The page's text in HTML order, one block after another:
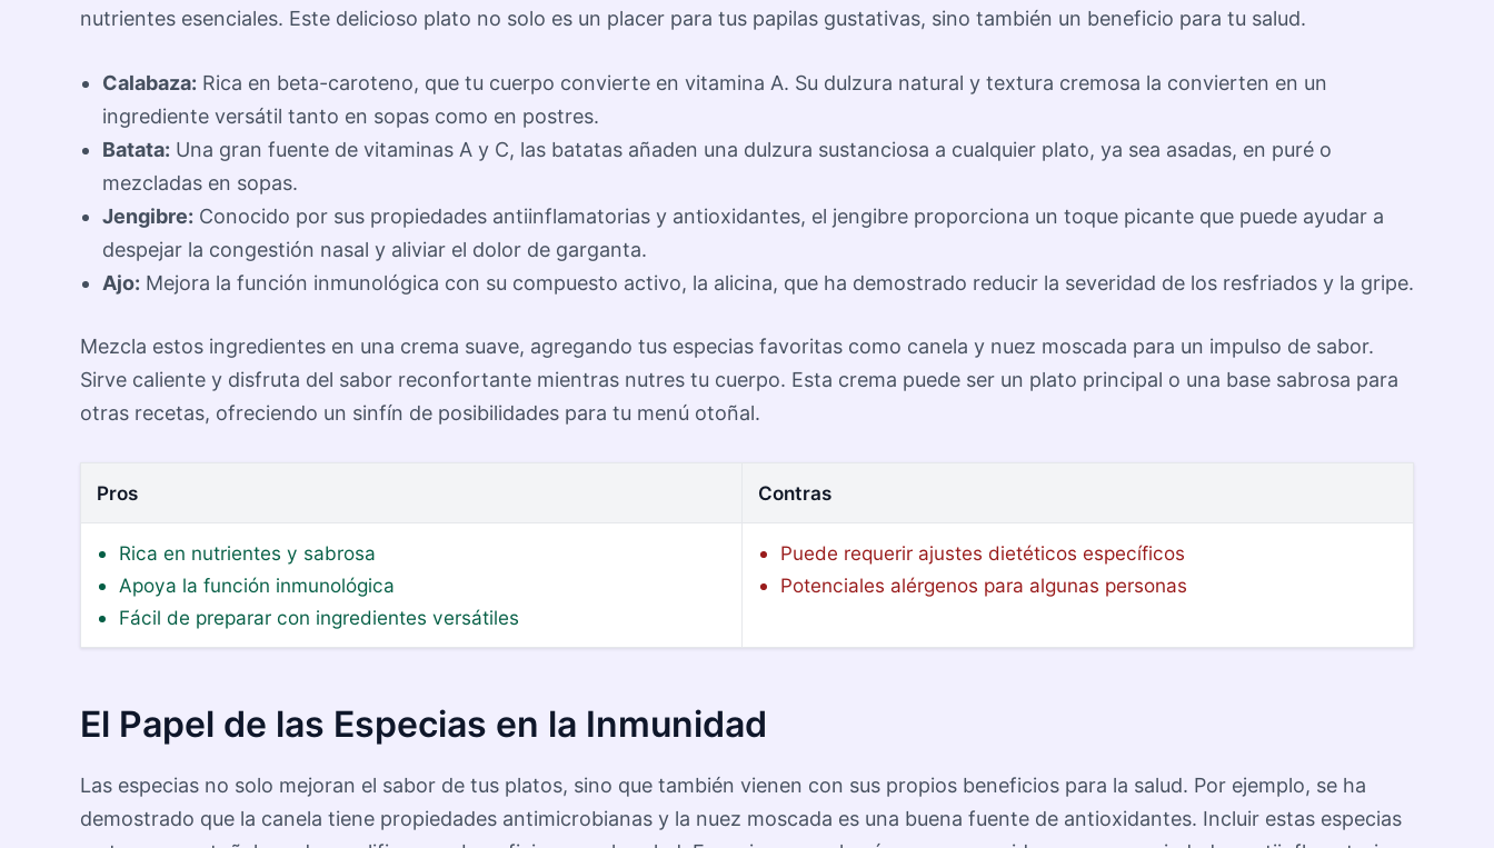
nutrientes esenciales. Este delicioso plato no solo es un placer para tus papilas gustativas, sino también un beneficio para tu salud.
Calabaza: Rica en beta-caroteno, que tu cuerpo convierte en vitamina A. Su dulzura natural y textura cremosa la convierten en un
ingrediente versátil tanto en sopas como en postres.
Batata: Una gran fuente de vitaminas A y C, las batatas añaden una dulzura sustanciosa a cualquier plato, ya sea asadas, en puré o
mezcladas en sopas.
Jengibre: Conocido por sus propiedades antiinflamatorias y antioxidantes, el jengibre proporciona un toque picante que puede ayudar a
despejar la congestión nasal y aliviar el dolor de garganta.
Ajo: Mejora la función inmunológica con su compuesto activo, la alicina, que ha demostrado reducir la severidad de los resfriados y la gripe.
Mezcla estos ingredientes en una crema suave, agregando tus especias favoritas como canela y nuez moscada para un impulso de sabor.
Sirve caliente y disfruta del sabor reconfortante mientras nutres tu cuerpo. Esta crema puede ser un plato principal o una base sabrosa para
otras recetas, ofreciendo un sinfín de posibilidades para tu menú otoñal.
Pros Contras
Rica en nutrientes y sabrosa
Apoya la función inmunológica
Fácil de preparar con ingredientes versátiles
Puede requerir ajustes dietéticos específicos
Potenciales alérgenos para algunas personas
El Papel de las Especias en la Inmunidad
Las especias no solo mejoran el sabor de tus platos, sino que también vienen con sus propios beneficios para la salud. Por ejemplo, se ha
demostrado que la canela tiene propiedades antimicrobianas y la nuez moscada es una buena fuente de antioxidantes. Incluir estas especias